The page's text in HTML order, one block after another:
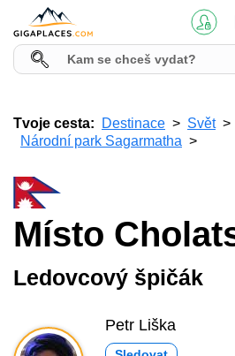
Tvoje cesta: Destinace Svět
Národní park Sagarmatha
Místo
Ledovcový špičák
Petr Liška